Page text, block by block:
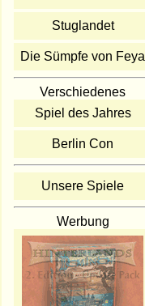
Stuglandet
Die Sümpfe von Feya
Verschiedenes
Spiel des Jahres
Berlin Con
Unsere Spiele
Werbung